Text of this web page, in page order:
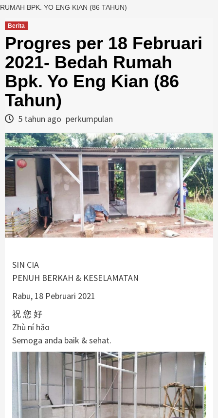
RUMAH BPK. YO ENG KIAN (86 TAHUN)
Berita
Progres per 18 Februari
2021- Bedah Rumah
Bpk. Yo Eng Kian (86
Tahun)
5 tahun ago perkumpulan
SIN CIA
PENUH BERKAH & KESELAMATAN
Rabu, 18 Pebruari 2021
祝 您 好
Zhù ní hǎo
Semoga anda baik & sehat.